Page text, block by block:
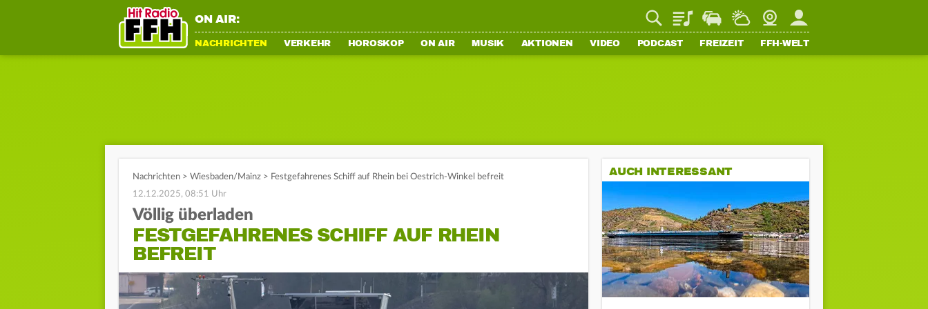
ON AIR: PlaylistStaupilotWetterWebcamMein FFH
NACHRICHTEN VERKEHR HOROSKOP ON AIR MUSIK AKTIONEN VIDEO PODCAST FREIZEIT FFH-WELT
Nachrichten > Wiesbaden/Mainz > Festgefahrenes Schiff auf Rhein bei Oestrich-Winkel befreit
12.12.2025, 08:51 Uhr
Völlig überladen
FESTGEFAHRENES SCHIFF AUF RHEIN
BEFREIT
AUCH INTERESSANT